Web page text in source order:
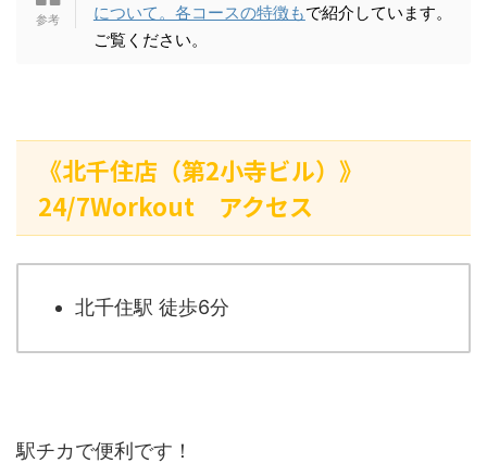
について。各コースの特徴もで紹介しています。
ご覧ください。
《北千住店（第2小寺ビル）》
24/7Workout アクセス
北千住駅 徒歩6分
駅チカで便利です！